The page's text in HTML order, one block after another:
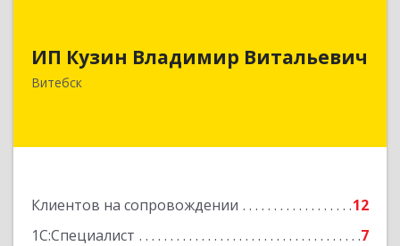
ИП Кузин Владимир Витальевич
Витебск
Клиентов на сопровождении
12
1С:Специалист
7
Беларусь, 210001, г.Витебск, ул. Ильинского,